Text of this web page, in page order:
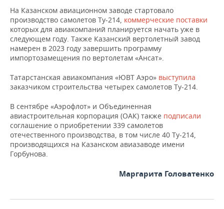
На Казанском авиационном заводе стартовало
производство самолетов Ту-214, коммерческие поставки
которых для авиакомпаний планируется начать уже в
следующем году. Также Казанский вертолетный завод
намерен в 2023 году завершить программу
импортозамещения по вертолетам «Ансат».
Татарстанская авиакомпания «ЮВТ Аэро» выступила
заказчиком строительства четырех самолетов Ту-214.
В сентябре «Аэрофлот» и Объединенная
авиастроительная корпорация (ОАК) также подписали
соглашение о приобретении 339 самолетов
отечественного производства, в том числе 40 Ту-214,
производящихся на Казанском авиазаводе имени
Горбунова.
Маргарита Головатенко